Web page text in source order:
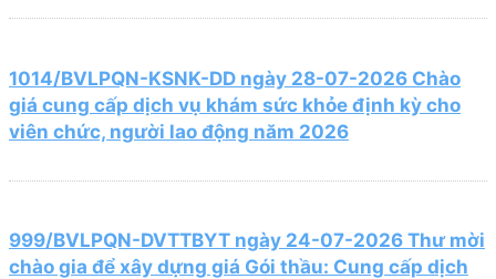
1014/BVLPQN-KSNK-DD ngày 28-07-2026 Chào
giá cung cấp dịch vụ khám sức khỏe định kỳ cho
viên chức, người lao động năm 2026
999/BVLPQN-DVTTBYT ngày 24-07-2026 Thư mời
chào gia để xây dựng giá Gói thầu: Cung cấp dịch